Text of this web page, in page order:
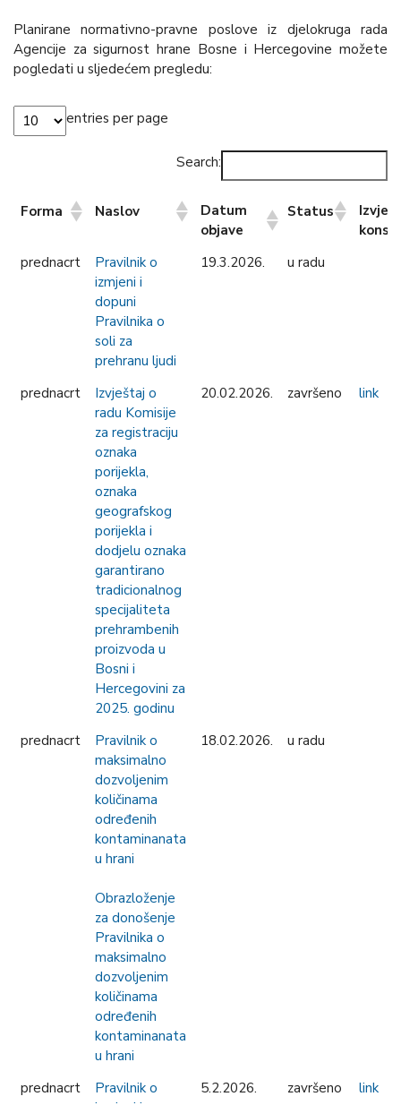
Planirane normativno-pravne poslove iz djelokruga rada
Agencije za sigurnost hrane Bosne i Hercegovine možete
pogledati u sljedećem pregledu:
entries per page
Search:
Forma Naslov
Datum
objave
Status
Forma
Naslov
Datum
Status
prednacrt
Pravilnik o
izmjeni i
dopuni
Pravilnika o
soli za
prehranu ljudi
19.3.2026. u radu
prednacrt
Izvještaj o
radu Komisije
za registraciju
oznaka
porijekla,
oznaka
geografskog
porijekla i
dodjelu oznaka
garantirano
tradicionalnog
specijaliteta
prehrambenih
proizvoda u
Bosni i
Hercegovini za
2025. godinu
20.02.2026. završeno link
prednacrt
Pravilnik o
maksimalno
dozvoljenim
količinama
određenih
kontaminanata
u hrani
Obrazloženje
za donošenje
Pravilnika o
maksimalno
dozvoljenim
količinama
određenih
kontaminanata
u hrani
18.02.2026. u radu
prednacrt
Pravilnik o
5.2.2026. završeno link